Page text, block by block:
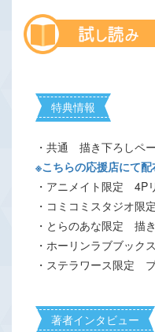
特典情報
・共通 描き下ろしペ
※こちらの応援店にて配
・アニメイト限定 4P
・コミコミスタジオ
・とらのあな限定 描
・ホーリンラブブッ
・ステラワース限定
著者インタビュー